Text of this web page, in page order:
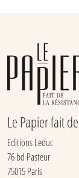
Le Papier fait
Editions Leduc
76 bd Pasteur
75015 Paris